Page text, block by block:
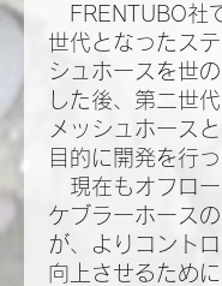
FRENTUBO社
世代となったス
シュホースを世
した後、第二世
メッシュホース
目的に開発を行っ
現在もオフロー
ケブラーホース
が、よりコント
向上させるため